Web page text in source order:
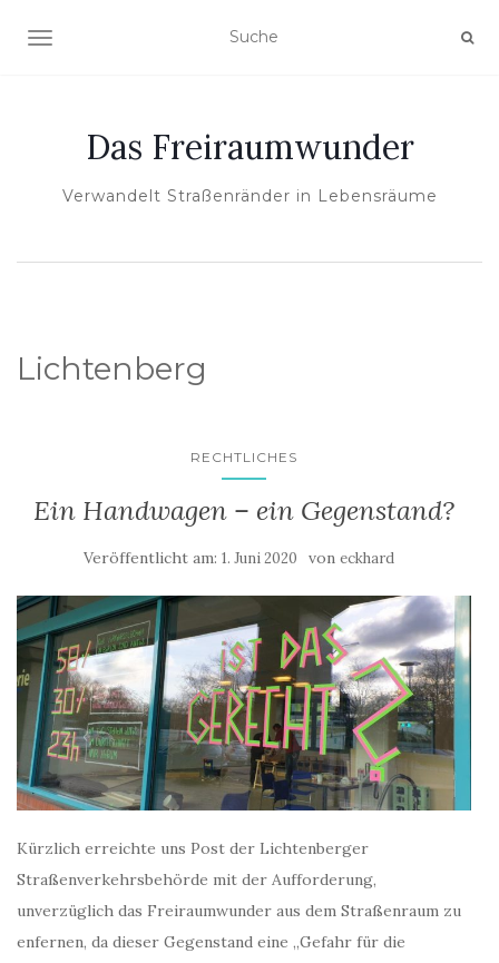
NAVIGATION EIN-/AUSSCHALTEN
Das Freiraumwunder
Verwandelt Straßenränder in Lebensräume
Lichtenberg
RECHTLICHES
Ein Handwagen – ein Gegenstand?
Veröffentlicht am: 1. Juni 2020 von eckhard
Kürzlich erreichte uns Post der Lichtenberger
Straßenverkehrsbehörde mit der Aufforderung,
unverzüglich das Freiraumwunder aus dem Straßenraum zu
enfernen, da dieser Gegenstand eine „Gefahr für die